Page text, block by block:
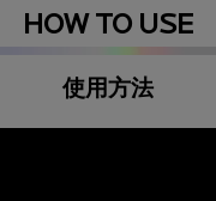
HOW TO USE
使用方法